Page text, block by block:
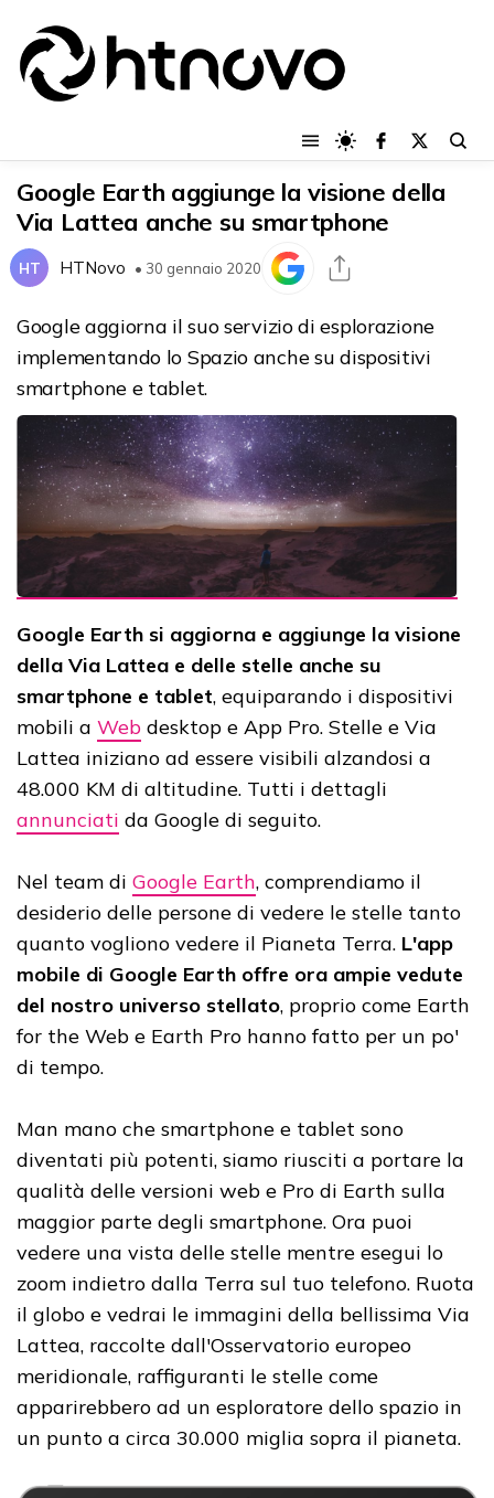
Google Earth aggiunge la visione della
Via Lattea anche su smartphone
HT HTNovo • 30 gennaio 2020
Google aggiorna il suo servizio di esplorazione
implementando lo Spazio anche su dispositivi
smartphone e tablet.
Google Earth si aggiorna e aggiunge la visione
della Via Lattea e delle stelle anche su
smartphone e tablet, equiparando i dispositivi
mobili a Web desktop e App Pro. Stelle e Via
Lattea iniziano ad essere visibili alzandosi a
48.000 KM di altitudine. Tutti i dettagli
annunciati da Google di seguito.
Nel team di Google Earth, comprendiamo il
desiderio delle persone di vedere le stelle tanto
quanto vogliono vedere il Pianeta Terra. L'app
mobile di Google Earth offre ora ampie vedute
del nostro universo stellato, proprio come Earth
for the Web e Earth Pro hanno fatto per un po'
di tempo.
Man mano che smartphone e tablet sono
diventati più potenti, siamo riusciti a portare la
qualità delle versioni web e Pro di Earth sulla
maggior parte degli smartphone. Ora puoi
vedere una vista delle stelle mentre esegui lo
zoom indietro dalla Terra sul tuo telefono. Ruota
il globo e vedrai le immagini della bellissima Via
Lattea, raccolte dall'Osservatorio europeo
meridionale, raffiguranti le stelle come
apparirebbero ad un esploratore dello spazio in
un punto a circa 30.000 miglia sopra il pianeta.